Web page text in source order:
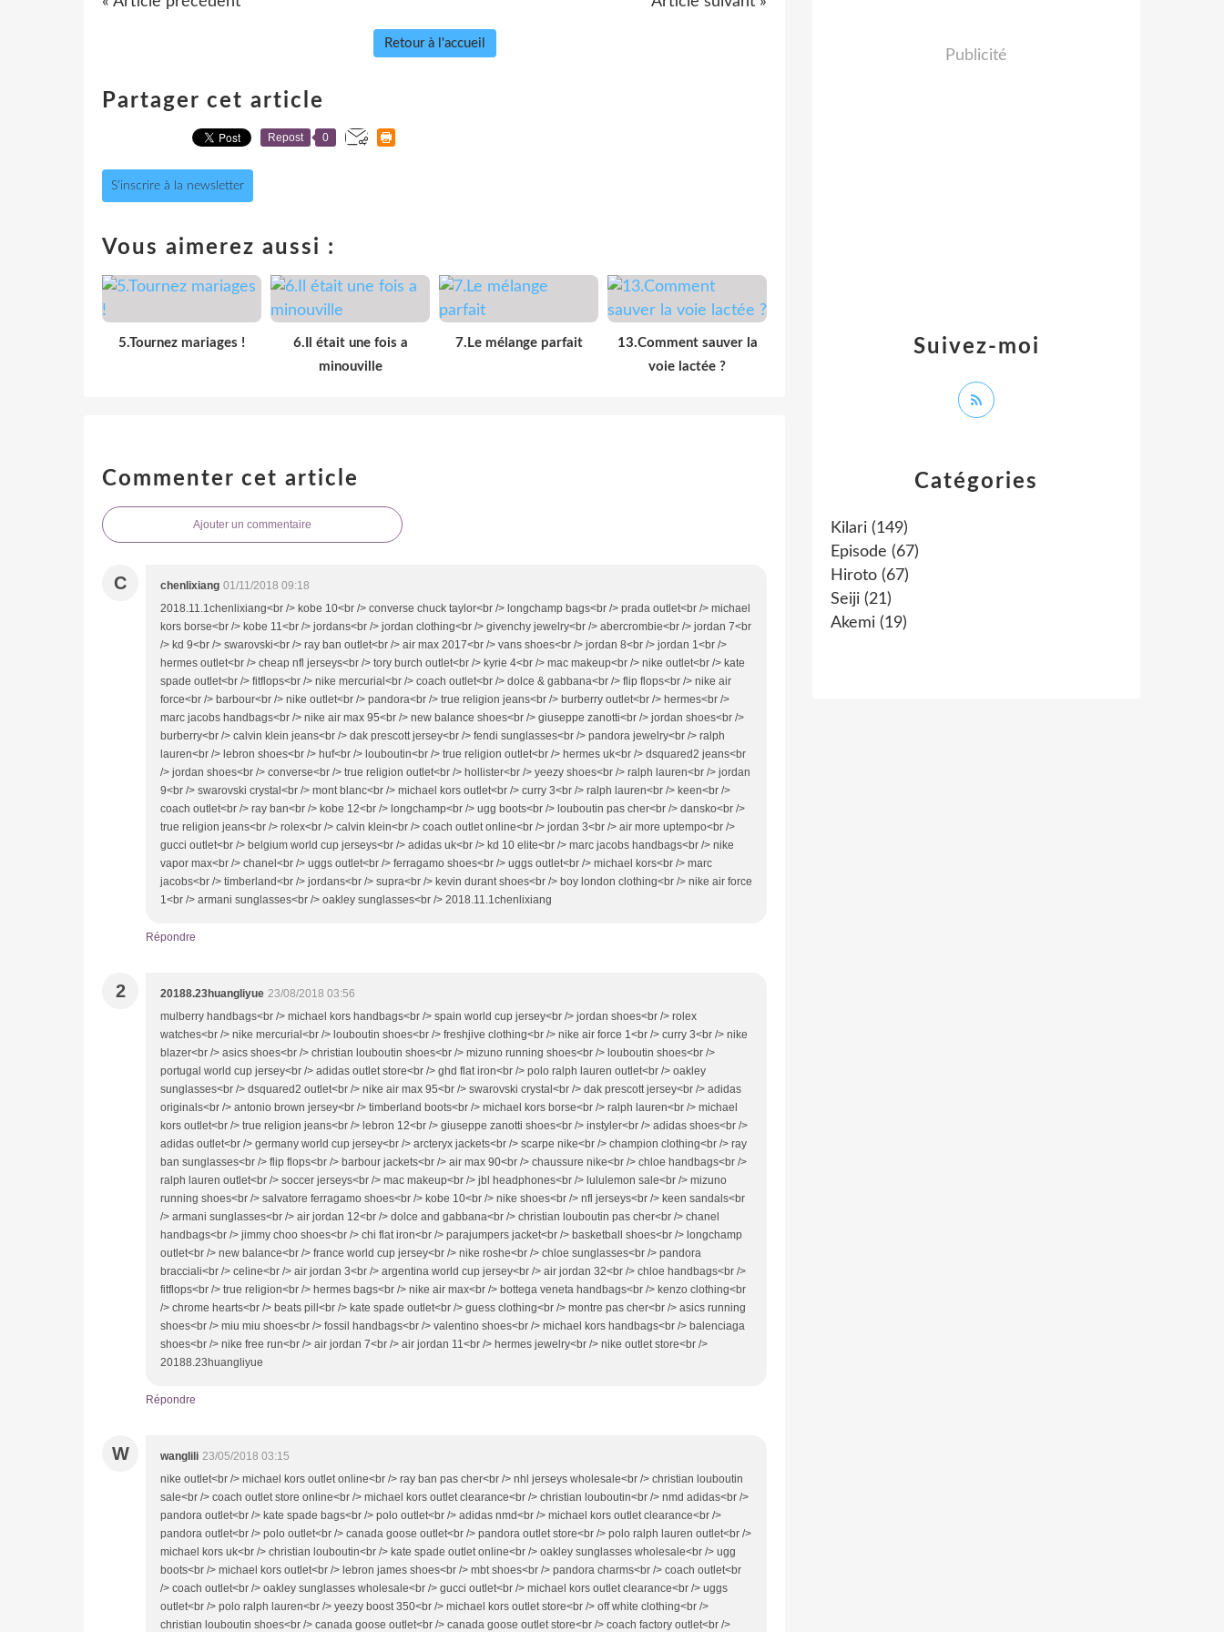
Retour à l'accueil
Partager cet article
Repost 0
S'inscrire à la newsletter
Vous aimerez aussi :
5.Tournez mariages !
6.Il était une fois a
minouville
7.Le mélange parfait
13.Comment sauver la
voie lactée ?
Commenter cet article
Ajouter un commentaire
C chenlixiang 01/11/2018 09:18
2018.11.1chenlixiang<br /> kobe 10<br /> converse chuck taylor<br /> longchamp bags<br /> prada outlet<br /> michael
kors borse<br /> kobe 11<br /> jordans<br /> jordan clothing<br /> givenchy jewelry<br /> abercrombie<br /> jordan 7<br
/> kd 9<br /> swarovski<br /> ray ban outlet<br /> air max 2017<br /> vans shoes<br /> jordan 8<br /> jordan 1<br />
hermes outlet<br /> cheap nfl jerseys<br /> tory burch outlet<br /> kyrie 4<br /> mac makeup<br /> nike outlet<br /> kate
spade outlet<br /> fitflops<br /> nike mercurial<br /> coach outlet<br /> dolce & gabbana<br /> flip flops<br /> nike air
force<br /> barbour<br /> nike outlet<br /> pandora<br /> true religion jeans<br /> burberry outlet<br /> hermes<br />
marc jacobs handbags<br /> nike air max 95<br /> new balance shoes<br /> giuseppe zanotti<br /> jordan shoes<br />
burberry<br /> calvin klein jeans<br /> dak prescott jersey<br /> fendi sunglasses<br /> pandora jewelry<br /> ralph
lauren<br /> lebron shoes<br /> huf<br /> louboutin<br /> true religion outlet<br /> hermes uk<br /> dsquared2 jeans<br
/> jordan shoes<br /> converse<br /> true religion outlet<br /> hollister<br /> yeezy shoes<br /> ralph lauren<br /> jordan
9<br /> swarovski crystal<br /> mont blanc<br /> michael kors outlet<br /> curry 3<br /> ralph lauren<br /> keen<br />
coach outlet<br /> ray ban<br /> kobe 12<br /> longchamp<br /> ugg boots<br /> louboutin pas cher<br /> dansko<br />
true religion jeans<br /> rolex<br /> calvin klein<br /> coach outlet online<br /> jordan 3<br /> air more uptempo<br />
gucci outlet<br /> belgium world cup jerseys<br /> adidas uk<br /> kd 10 elite<br /> marc jacobs handbags<br /> nike
vapor max<br /> chanel<br /> uggs outlet<br /> ferragamo shoes<br /> uggs outlet<br /> michael kors<br /> marc
jacobs<br /> timberland<br /> jordans<br /> supra<br /> kevin durant shoes<br /> boy london clothing<br /> nike air force
1<br /> armani sunglasses<br /> oakley sunglasses<br /> 2018.11.1chenlixiang
Répondre
2 20188.23huangliyue 23/08/2018 03:56
mulberry handbags<br /> michael kors handbags<br /> spain world cup jersey<br /> jordan shoes<br /> rolex
watches<br /> nike mercurial<br /> louboutin shoes<br /> freshjive clothing<br /> nike air force 1<br /> curry 3<br /> nike
blazer<br /> asics shoes<br /> christian louboutin shoes<br /> mizuno running shoes<br /> louboutin shoes<br />
portugal world cup jersey<br /> adidas outlet store<br /> ghd flat iron<br /> polo ralph lauren outlet<br /> oakley
sunglasses<br /> dsquared2 outlet<br /> nike air max 95<br /> swarovski crystal<br /> dak prescott jersey<br /> adidas
originals<br /> antonio brown jersey<br /> timberland boots<br /> michael kors borse<br /> ralph lauren<br /> michael
kors outlet<br /> true religion jeans<br /> lebron 12<br /> giuseppe zanotti shoes<br /> instyler<br /> adidas shoes<br />
adidas outlet<br /> germany world cup jersey<br /> arcteryx jackets<br /> scarpe nike<br /> champion clothing<br /> ray
ban sunglasses<br /> flip flops<br /> barbour jackets<br /> air max 90<br /> chaussure nike<br /> chloe handbags<br />
ralph lauren outlet<br /> soccer jerseys<br /> mac makeup<br /> jbl headphones<br /> lululemon sale<br /> mizuno
running shoes<br /> salvatore ferragamo shoes<br /> kobe 10<br /> nike shoes<br /> nfl jerseys<br /> keen sandals<br
/> armani sunglasses<br /> air jordan 12<br /> dolce and gabbana<br /> christian louboutin pas cher<br /> chanel
handbags<br /> jimmy choo shoes<br /> chi flat iron<br /> parajumpers jacket<br /> basketball shoes<br /> longchamp
outlet<br /> new balance<br /> france world cup jersey<br /> nike roshe<br /> chloe sunglasses<br /> pandora
bracciali<br /> celine<br /> air jordan 3<br /> argentina world cup jersey<br /> air jordan 32<br /> chloe handbags<br />
fitflops<br /> true religion<br /> hermes bags<br /> nike air max<br /> bottega veneta handbags<br /> kenzo clothing<br
/> chrome hearts<br /> beats pill<br /> kate spade outlet<br /> guess clothing<br /> montre pas cher<br /> asics running
shoes<br /> miu miu shoes<br /> fossil handbags<br /> valentino shoes<br /> michael kors handbags<br /> balenciaga
shoes<br /> nike free run<br /> air jordan 7<br /> air jordan 11<br /> hermes jewelry<br /> nike outlet store<br />
20188.23huangliyue
Répondre
W wanglili 23/05/2018 03:15
nike outlet<br /> michael kors outlet online<br /> ray ban pas cher<br /> nhl jerseys wholesale<br /> christian louboutin
sale<br /> coach outlet store online<br /> michael kors outlet clearance<br /> christian louboutin<br /> nmd adidas<br />
pandora outlet<br /> kate spade bags<br /> polo outlet<br /> adidas nmd<br /> michael kors outlet clearance<br />
pandora outlet<br /> polo outlet<br /> canada goose outlet<br /> pandora outlet store<br /> polo ralph lauren outlet<br />
michael kors uk<br /> christian louboutin<br /> kate spade outlet online<br /> oakley sunglasses wholesale<br /> ugg
boots<br /> michael kors outlet<br /> lebron james shoes<br /> mbt shoes<br /> pandora charms<br /> coach outlet<br
/> coach outlet<br /> oakley sunglasses wholesale<br /> gucci outlet<br /> michael kors outlet clearance<br /> uggs
outlet<br /> polo ralph lauren<br /> yeezy boost 350<br /> michael kors outlet store<br /> off white clothing<br />
christian louboutin shoes<br /> canada goose outlet<br /> canada goose outlet store<br /> coach factory outlet<br />
Catégories
Kilari (149)
Episode (67)
Hiroto (67)
Seiji (21)
Akemi (19)
Suivez-moi
Publicité